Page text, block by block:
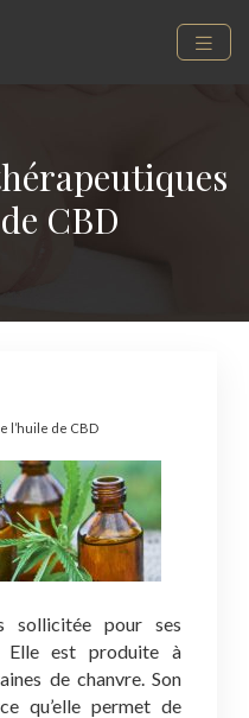
CBD
l’huile de CBD
sollicitée pour ses
Elle est produite à
de chanvre. Son
qu’elle permet de